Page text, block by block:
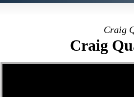
Craig
Craig